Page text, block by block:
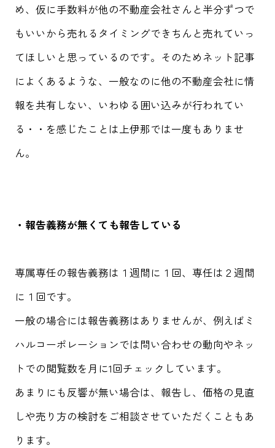
め、仮に手数料が他の不動産会社さんと半分ずつで
もいいから売れるタイミングできちんと売れていっ
てほしいと思っているのです。そのためネット記事
によくあるような、一般なのに他の不動産会社に情
報を共有しない、いわゆる囲い込みが行われてい
る・・を感じたことは上伊那では一度もありませ
ん。
・報告義務が無くても報告している
専属専任の報告義務は１週間に１回、専任は２週間
に１回です。
一般の場合には報告義務はありませんが、例えばミ
ハルコーポレーションでは問い合わせの動向やネッ
トでの閲覧数を月に1回チェックしています。
あまりにも反響が無い場合は、報告し、価格の見直
しや売り方の検討をご相談させていただくこともあ
ります。